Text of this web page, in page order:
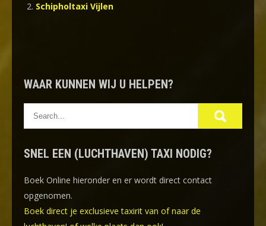
Schipholtaxi Vijlen
WAAR KUNNEN WIJ U HELPEN?
SNEL EEN (LUCHTHAVEN) TAXI NODIG?
Boek Online hieronder en er wordt direct contact
opgenomen.
Boek direct je exclusieve taxirit van of naar de